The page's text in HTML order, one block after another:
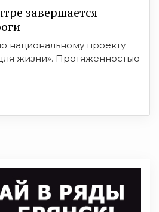
завершается
национальному проекту
жизни». Протяженностью